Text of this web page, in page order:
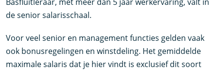
de senior salarisschaal.
Voor veel senior en management functies gelden vaak
ook bonusregelingen en winstdeling. Het gemiddelde
maximale salaris dat je hier vindt is exclusief dit soort